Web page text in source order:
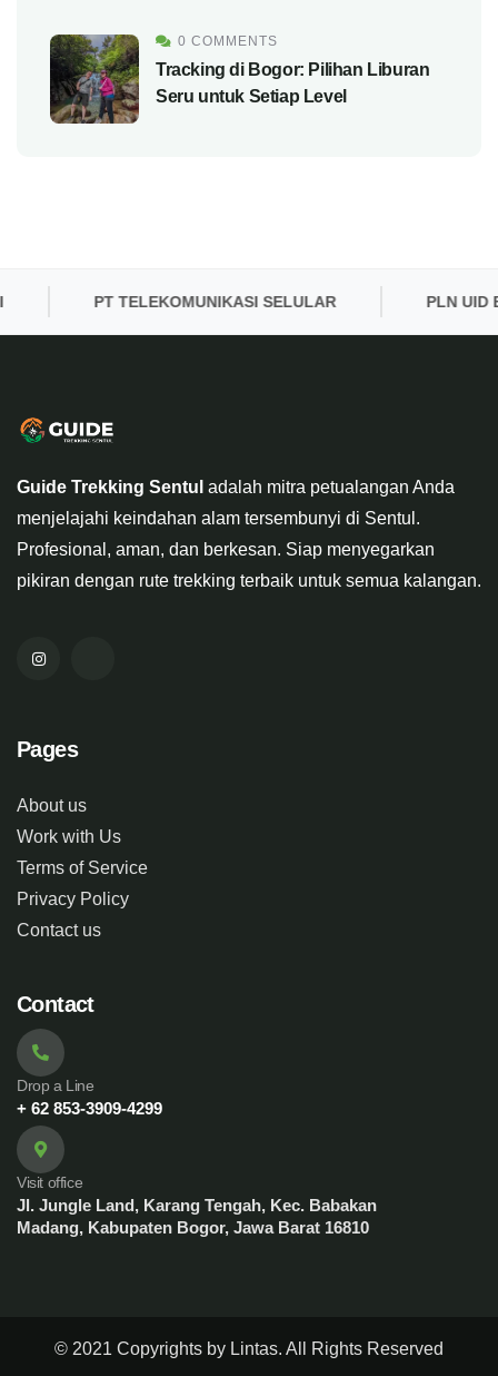
0 COMMENTS
Tracking di Bogor: Pilihan Liburan
Seru untuk Setiap Level
PT TELEKOMUNIKASI SELULAR PLN UID
Guide Trekking Sentul adalah mitra petualangan Anda
menjelajahi keindahan alam tersembunyi di Sentul.
Profesional, aman, dan berkesan. Siap menyegarkan
pikiran dengan rute trekking terbaik untuk semua kalangan.
Pages
About us
Work with Us
Terms of Service
Privacy Policy
Contact us
Contact
Drop a Line
+ 62 853-3909-4299
Visit office
Jl. Jungle Land, Karang Tengah, Kec. Babakan
Madang, Kabupaten Bogor, Jawa Barat 16810
© 2021 Copyrights by Lintas. All Rights Reserved